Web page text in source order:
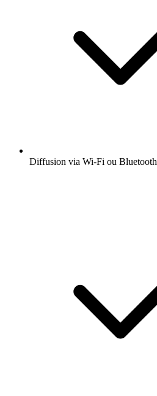
Diffusion via Wi-Fi ou Bluetooth